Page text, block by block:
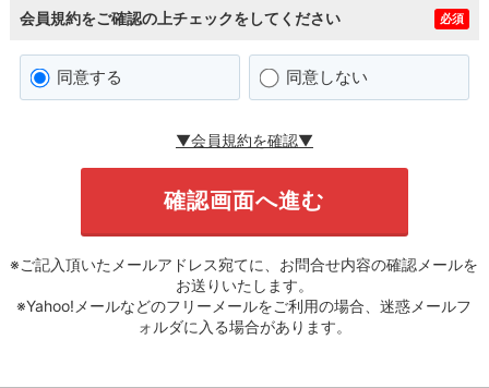
会員規約をご確認の上チェックをしてください 必須
同意する 同意しない
▼会員規約を確認▼
※ご記入頂いたメールアドレス宛てに、お問合せ内容の確認メールを
お送りいたします。
※Yahoo!メールなどのフリーメールをご利用の場合、迷惑メールフ
ォルダに入る場合があります。